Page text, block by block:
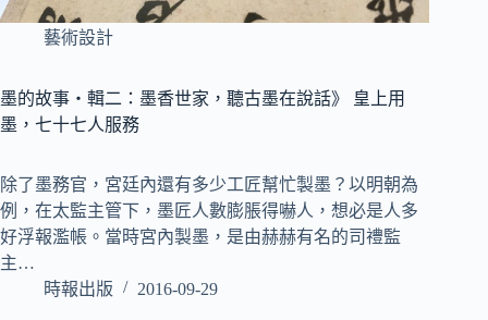
藝術設計
墨的故事‧輯二：墨香世家，聽古墨在說話》 皇上用
墨，七十七人服務
除了墨務官，宮廷內還有多少工匠幫忙製墨？以明朝為
例，在太監主管下，墨匠人數膨脹得嚇人，想必是人多
好浮報濫帳。當時宮內製墨，是由赫赫有名的司禮監
主…
時報出版
2016-09-29